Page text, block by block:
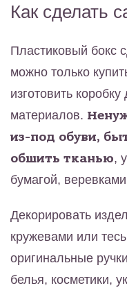
Как сделать
Пластиковый бокс
можно только
изготовить
материалов.
из-под обуви,
обшить тканью,
бумагой,
Декорировать
кружевами или
оригинальные
белья, косметики,